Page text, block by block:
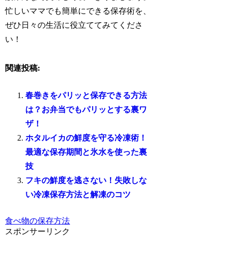
忙しいママでも簡単にできる保存術を、
ぜひ日々の生活に役立ててみてくださ
い！
関連投稿:
春巻きをパリッと保存できる方法
は？お弁当でもパリッとする裏ワ
ザ！
ホタルイカの鮮度を守る冷凍術！
最適な保存期間と氷水を使った裏
技
フキの鮮度を逃さない！失敗しな
い冷凍保存方法と解凍のコツ
食べ物の保存方法
スポンサーリンク